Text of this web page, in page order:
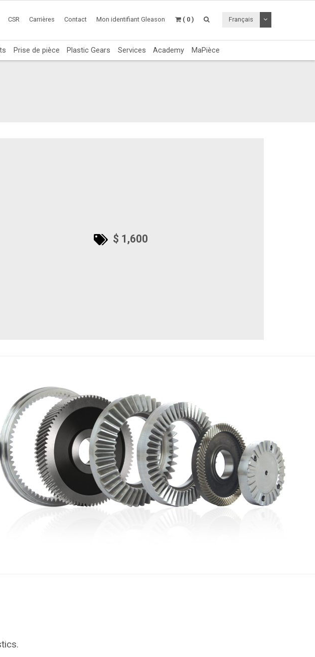
CSR Carrières Contact Mon identifiant Gleason ( 0 ) Français Utiliser le menu
Prise de pièce Plastic Gears Services Academy MaPièce
$ 1,600